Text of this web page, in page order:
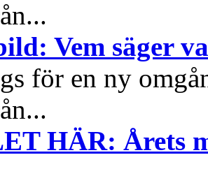
Vem säger
för en ny
HÄR: Årets